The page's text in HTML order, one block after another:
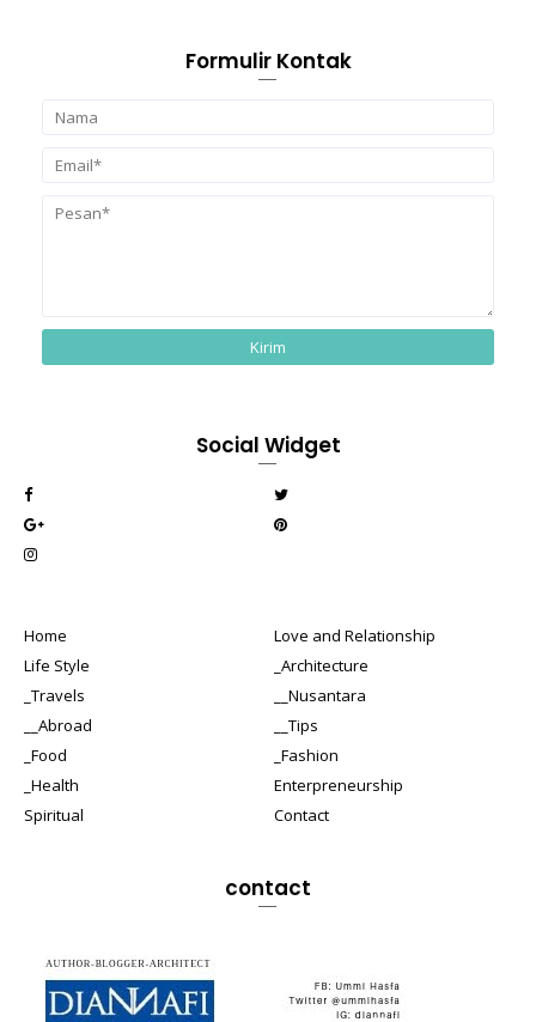
Formulir Kontak
Social Widget
Home
Love and Relationship
Life Style
_Architecture
_Travels
__Nusantara
__Abroad
__Tips
_Food
_Fashion
_Health
Enterpreneurship
Spiritual
Contact
contact